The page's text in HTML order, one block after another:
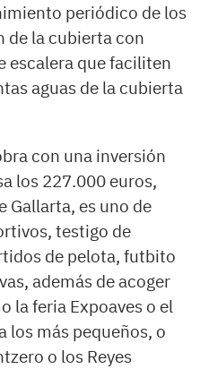
periódico de los
de la cubierta con
escalera que faciliten
aguas de la cubierta
con una inversión
los 227.000 euros,
Gallarta, es uno de
testigo de
de pelota, futbito
además de acoger
la feria Expoaves o el
los más pequeños, o
o los Reyes